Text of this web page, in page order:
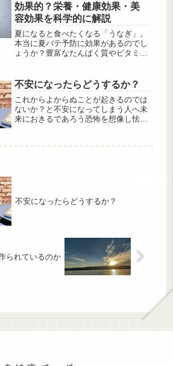
し、今日から無理なく行動できる方法
を紹介します。やる気が、ないときに
どう対処するのか？やるべきことがあ
るのになぜやる気がでないのか？それ
でもやる気を、起こす方法を提案いた
します。
効果的？栄養・健康効果・美
容効果を科学的に解説
夏になると食べたくなる「うなぎ」。
本当に夏バテ予防に効果があるのでし
ょうか？豊富なたんぱく質やビタミン
康づくりにも役立つ食べ方や注意点も
紹介します。
不安になったらどうするか？
これからよからぬことが起きるのでは
ないか？と不安になってしまう人へ未
来におきるであろう恐怖を想像し怯
の結果になってもいないのに不安にな
不安になったらどうするか？
られているのか